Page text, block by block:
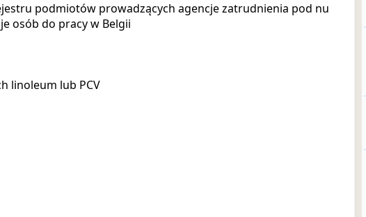
podmiotów prowadzących agencje zatrudnienia pod nu
osób do pracy w Belgii
linoleum lub PCV